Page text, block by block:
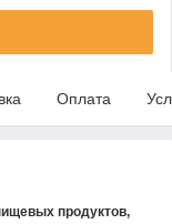
Оплата
продуктов,